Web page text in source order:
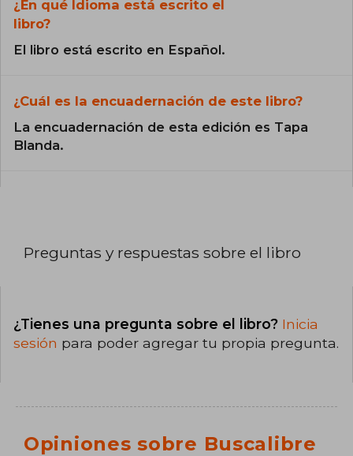
¿En qué Idioma está escrito el
libro?
El libro está escrito en Español.
¿Cuál es la encuadernación de este libro?
La encuadernación de esta edición es Tapa
Blanda.
Preguntas y respuestas sobre el libro
¿Tienes una pregunta sobre el libro? Inicia
sesión para poder agregar tu propia pregunta.
Opiniones sobre Buscalibre